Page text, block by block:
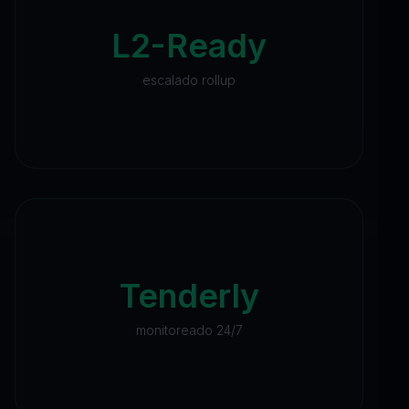
L2-Ready
escalado rollup
Tenderly
monitoreado 24/7